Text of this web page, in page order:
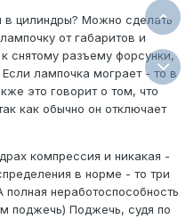
в цилиндры? Можно сделать
от габаритов и
снятому разъему форсунки,
лампочка мограет - то в
это говорит о том, что
как обычно он отключает
компрессия и никакая -
в норме - то три
неработоспособность
поджечь) Поджечь, судя по